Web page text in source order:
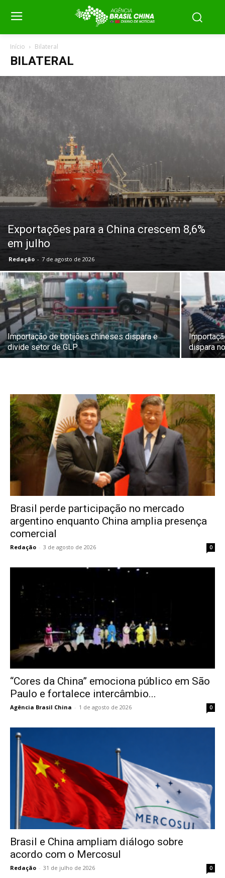
Início Bilateral
BILATERAL
Exportações para a China crescem 8,6%
em julho
Redação - 7 de agosto de 2026
Importação de botijões chineses dispara e
divide setor de GLP
dispara
Brasil perde participação no mercado
argentino enquanto China amplia presença
comercial
Redação - 3 de agosto de 2026 0
“Cores da China” emociona público em São
Paulo e fortalece intercâmbio...
Agência Brasil China - 1 de agosto de 2026 0
Brasil e China ampliam diálogo sobre
acordo com o Mercosul
Redação - 31 de julho de 2026 0